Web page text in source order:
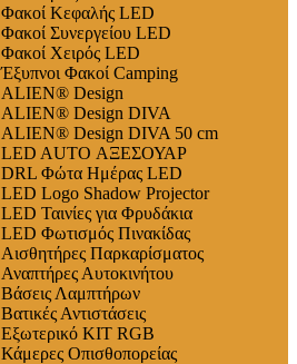
Φακοί Κεφαλής LED
Φακοί Συνεργείου LED
Φακοί Χειρός LED
Έξυπνοι Φακοί Camping
ALIEN® Design
ALIEN® Design DIVA
ALIEN® Design DIVA 50 cm
LED AUTO ΑΞΕΣΟΥΑΡ
DRL Φώτα Ημέρας LED
LED Logo Shadow Projector
LED Ταινίες για Φρυδάκια
LED Φωτισμός Πινακίδας
Αισθητήρες Παρκαρίσματος
Αναπτήρες Αυτοκινήτου
Βάσεις Λαμπτήρων
Βατικές Αντιστάσεις
Εξωτερικό ΚΙΤ RGB
Κάμερες Οπισθοπορείας